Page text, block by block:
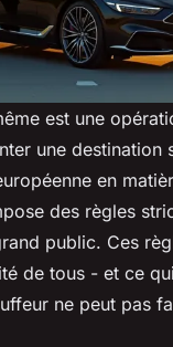
est une
une destination
en
des règles
public. Ces
de tous - et ce
ne peut pas